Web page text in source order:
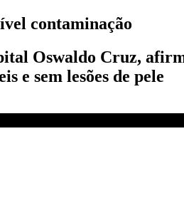
contaminação
Oswaldo Cruz,
e sem lesões de pele